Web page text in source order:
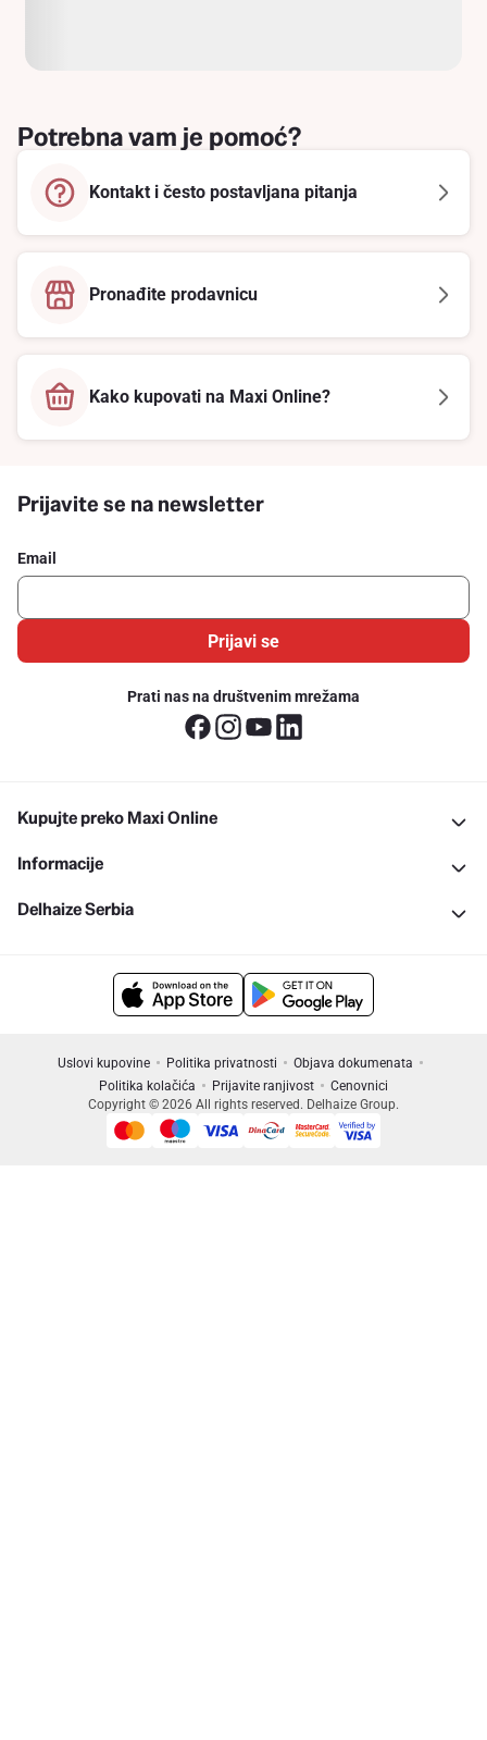
Potrebna vam je pomoć?
Kontakt i često postavljana pitanja
Pronađite prodavnicu
Kako kupovati na Maxi Online?
Prijavite se na newsletter
Email
Prijavi se
Prati nas na društvenim mrežama
Kupujte preko Maxi Online
Informacije
Delhaize Serbia
Uslovi kupovine Politika privatnosti
Objava dokumenata
Politika kolačića
Prijavite ranjivost
Cenovnici
Copyright © 2026 All rights reserved. Delhaize Group.